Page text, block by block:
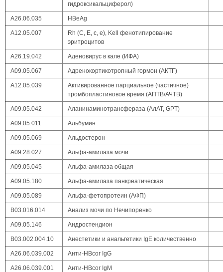
гидроксикальциферол)
А26.06.035 HBeAg
А12.05.007
Rh (C, E, c, e), Kell фенотипирование
эритроцитов
А26.19.042 Аденовирус в кале (ИФА)
А09.05.067 Адренокортикотропный гормон (АКТГ)
А12.05.039
Активированное парциальное (частичное)
тромбопластиновое время (АПТВ/АЧТВ)
А09.05.042 Аланинаминотрансфераза (АлАТ, GPT)
А09.05.011 Альбумин
А09.05.069 Альдостерон
А09.28.027 Альфа-амилаза мочи
А09.05.045 Альфа-амилаза общая
А09.05.180 Альфа-амилаза панкреатическая
А09.05.089 Альфа-фетопротеин (АФП)
В03.016.014 Анализ мочи по Нечипоренко
А09.05.146 Андростендион
B03.002.004.10 Анестетики и анальгетики IgE количественно
А26.06.039.002 Анти-HBcor IgG
А26.06.039.001 Анти-HBcor IgM